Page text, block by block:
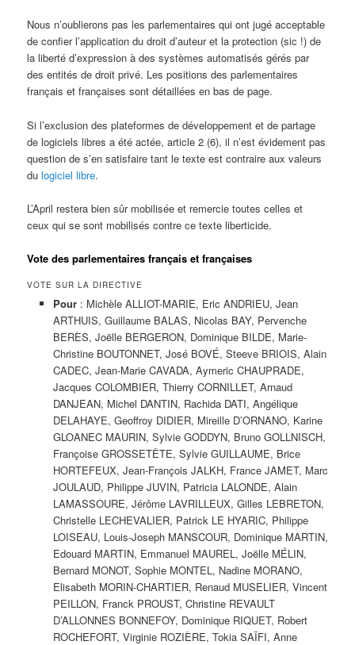
Nous n’oublierons pas les parlementaires qui ont jugé acceptable
de confier l’application du droit d’auteur et la protection (sic !) de
la liberté d’expression à des systèmes automatisés gérés par
des entités de droit privé. Les positions des parlementaires
français et françaises sont détaillées en bas de page.
Si l’exclusion des plateformes de développement et de partage
de logiciels libres a été actée, article 2 (6), il n’est évidement pas
question de s’en satisfaire tant le texte est contraire aux valeurs
dulogiciel libre.
L’April restera bien sûr mobilisée et remercie toutes celles et
ceux qui se sont mobilisés contre ce texte liberticide.
Vote des parlementaires français et françaises
VOTE SUR LA DIRECTIVE
Pour: Michèle ALLIOT-MARIE, Eric ANDRIEU, Jean
ARTHUIS, Guillaume BALAS, Nicolas BAY, Pervenche
BERÈS, Joëlle BERGERON, Dominique BILDE, Marie-
Christine BOUTONNET, José BOVÉ, Steeve BRIOIS, Alain
CADEC, Jean-Marie CAVADA, Aymeric CHAUPRADE,
Jacques COLOMBIER, Thierry CORNILLET, Arnaud
DANJEAN, Michel DANTIN, Rachida DATI, Angélique
DELAHAYE, Geoffroy DIDIER, Mireille D’ORNANO, Karine
GLOANEC MAURIN, Sylvie GODDYN, Bruno GOLLNISCH,
Françoise GROSSETÊTE, Sylvie GUILLAUME, Brice
HORTEFEUX, Jean-François JALKH, France JAMET, Marc
JOULAUD, Philippe JUVIN, Patricia LALONDE, Alain
LAMASSOURE, Jérôme LAVRILLEUX, Gilles LEBRETON,
Christelle LECHEVALIER, Patrick LE HYARIC, Philippe
LOISEAU, Louis-Joseph MANSCOUR, Dominique MARTIN,
Edouard MARTIN, Emmanuel MAUREL, Joëlle MÉLIN,
Bernard MONOT, Sophie MONTEL, Nadine MORANO,
Elisabeth MORIN-CHARTIER, Renaud MUSELIER, Vincent
PEILLON, Franck PROUST, Christine REVAULT
D’ALLONNES BONNEFOY, Dominique RIQUET, Robert
ROCHEFORT, Virginie ROZIÈRE, Tokia SAÏFI, Anne